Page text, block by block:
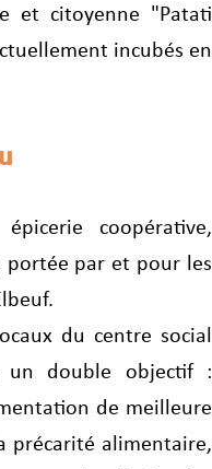
et citoyenne "Patati
incubés en
coopérative,
par et pour les
du centre social
un double objectif :
de meilleure
précarité alimentaire,